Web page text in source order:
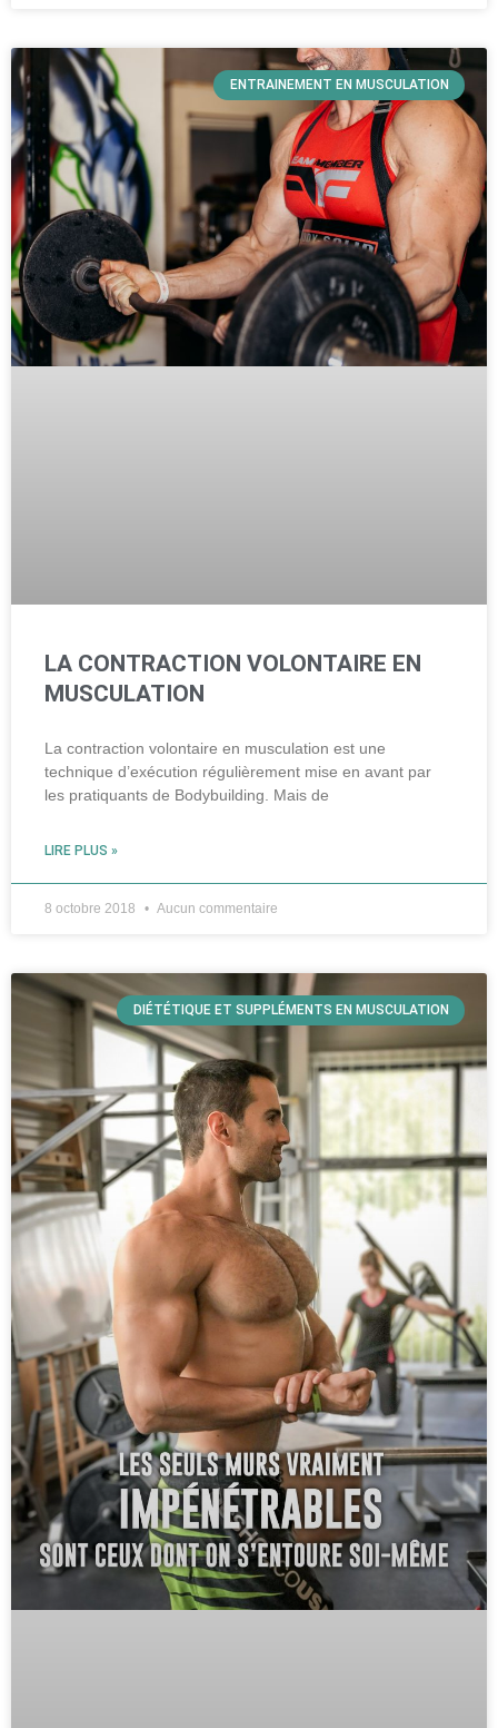
ENTRAINEMENT EN MUSCULATION
LA CONTRACTION VOLONTAIRE EN
MUSCULATION
La contraction volontaire en musculation est une
technique d’exécution régulièrement mise en avant par
les pratiquants de Bodybuilding. Mais de
LIRE PLUS »
8 octobre 2018 Aucun commentaire
DIÉTÉTIQUE ET SUPPLÉMENTS EN MUSCULATION